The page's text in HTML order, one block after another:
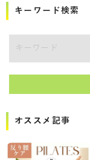
キーワード検索
オススメ記事